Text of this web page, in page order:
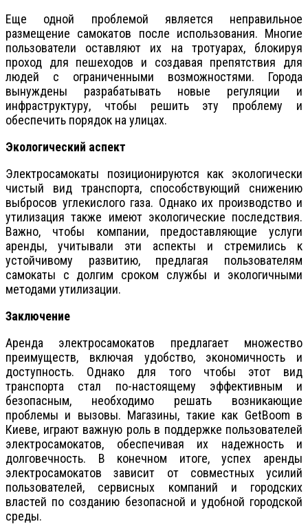
Еще одной проблемой является неправильное
размещение самокатов после использования. Многие
пользователи оставляют их на тротуарах, блокируя
проход для пешеходов и создавая препятствия для
людей с ограниченными возможностями. Города
вынуждены разрабатывать новые регуляции и
инфраструктуру, чтобы решить эту проблему и
обеспечить порядок на улицах.
Экологический аспект
Электросамокаты позиционируются как экологически
чистый вид транспорта, способствующий снижению
выбросов углекислого газа. Однако их производство и
утилизация также имеют экологические последствия.
Важно, чтобы компании, предоставляющие услуги
аренды, учитывали эти аспекты и стремились к
устойчивому развитию, предлагая пользователям
самокаты с долгим сроком службы и экологичными
методами утилизации.
Заключение
Аренда электросамокатов предлагает множество
преимуществ, включая удобство, экономичность и
доступность. Однако для того чтобы этот вид
транспорта стал по-настоящему эффективным и
безопасным, необходимо решать возникающие
проблемы и вызовы. Магазины, такие как GetBoom в
Киеве, играют важную роль в поддержке пользователей
электросамокатов, обеспечивая их надежность и
долговечность. В конечном итоге, успех аренды
электросамокатов зависит от совместных усилий
пользователей, сервисных компаний и городских
властей по созданию безопасной и удобной городской
среды.